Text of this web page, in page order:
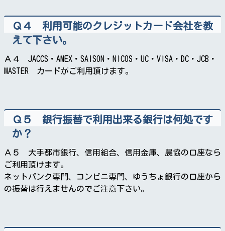
Ｑ４ 利用可能のクレジットカード会社を教
えて下さい。
Ａ４ JACCS・AMEX・SAISON・NICOS・UC・VISA・DC・JCB・
MASTER カードがご利用頂けます。
Ｑ５ 銀行振替で利用出来る銀行は何処です
か？
Ａ５ 大手都市銀行、信用組合、信用金庫、農協の口座なら
ご利用頂けます。
ネットバンク専門、コンビニ専門、ゆうちょ銀行の口座から
の振替は行えませんのでご注意下さい。